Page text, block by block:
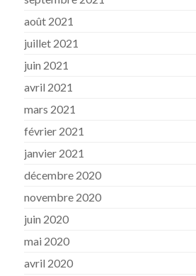
août 2021
juillet 2021
juin 2021
avril 2021
mars 2021
février 2021
janvier 2021
décembre 2020
novembre 2020
juin 2020
mai 2020
avril 2020